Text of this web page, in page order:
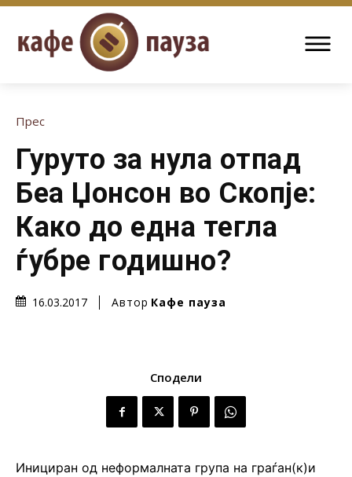
Прес
Гуруто за нула отпад
Беа Џонсон во Скопје:
Како до една тегла
ѓубре годишно?
16.03.2017 Автор Кафе пауза
Сподели
Инициран од неформалната група на граѓан(к)и